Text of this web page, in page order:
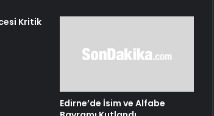
Kritik
Edirne’de İsim ve Alfabe